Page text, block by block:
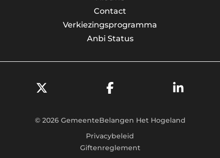
Contact
Verkiezingsprogramma
Anbi Status
© 2026 GemeenteBelangen Het Hogeland
Privacybeleid
Giftenreglement